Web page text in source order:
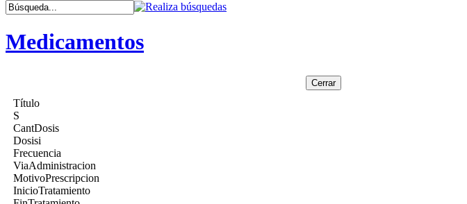
Medicamentos
Título
S
CantDosis
Dosisi
Frecuencia
ViaAdministracion
MotivoPrescripcion
InicioTratamiento